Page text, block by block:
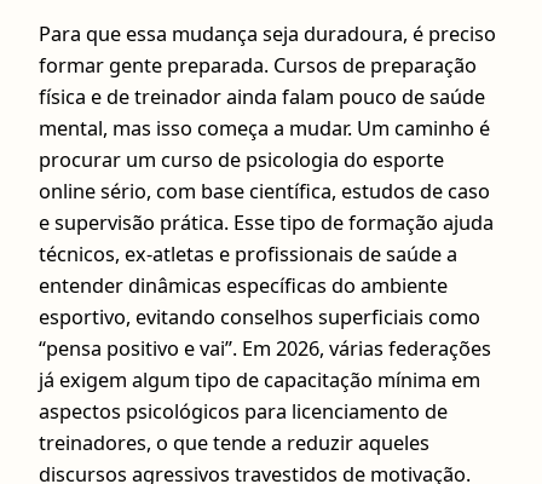
Para que essa mudança seja duradoura, é preciso
formar gente preparada. Cursos de preparação
física e de treinador ainda falam pouco de saúde
mental, mas isso começa a mudar. Um caminho é
procurar um curso de psicologia do esporte
online sério, com base científica, estudos de caso
e supervisão prática. Esse tipo de formação ajuda
técnicos, ex-atletas e profissionais de saúde a
entender dinâmicas específicas do ambiente
esportivo, evitando conselhos superficiais como
“pensa positivo e vai”. Em 2026, várias federações
já exigem algum tipo de capacitação mínima em
aspectos psicológicos para licenciamento de
treinadores, o que tende a reduzir aqueles
discursos agressivos travestidos de motivação.